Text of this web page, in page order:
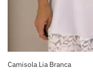
Camisola Lia Branca